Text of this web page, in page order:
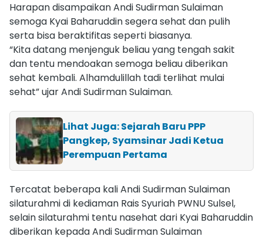
Harapan disampaikan Andi Sudirman Sulaiman
semoga Kyai Baharuddin segera sehat dan pulih
serta bisa beraktifitas seperti biasanya.
“Kita datang menjenguk beliau yang tengah sakit
dan tentu mendoakan semoga beliau diberikan
sehat kembali. Alhamdulillah tadi terlihat mulai
sehat” ujar Andi Sudirman Sulaiman.
Lihat Juga: Sejarah Baru PPP
Pangkep, Syamsinar Jadi Ketua
Perempuan Pertama
Tercatat beberapa kali Andi Sudirman Sulaiman
silaturahmi di kediaman Rais Syuriah PWNU Sulsel,
selain silaturahmi tentu nasehat dari Kyai Baharuddin
diberikan kepada Andi Sudirman Sulaiman